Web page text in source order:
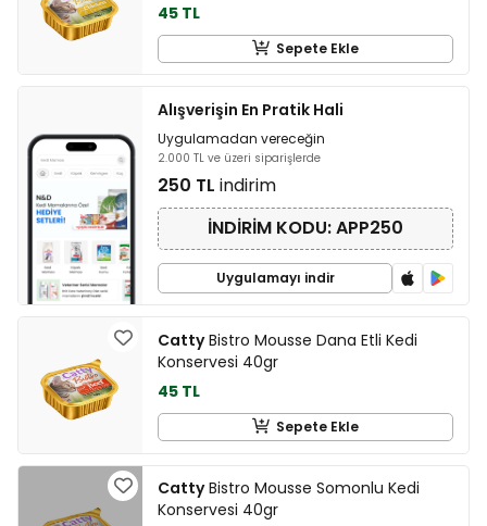
45 TL
Sepete Ekle
Alışverişin En Pratik Hali
Uygulamadan vereceğin
2.000 TL ve üzeri siparişlerde
250 TL indirim
İNDİRİM KODU: APP250
Uygulamayı indir
CattyBistro Mousse Dana Etli Kedi
Konservesi 40gr
45 TL
Sepete Ekle
CattyBistro Mousse Somonlu Kedi
Konservesi 40gr